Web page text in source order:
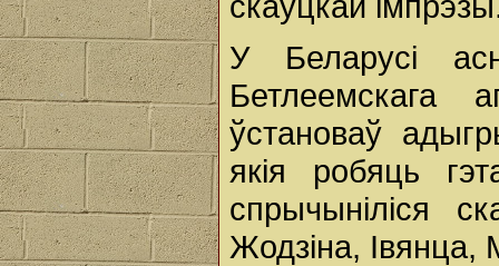
У Беларусі
Бетлеемскага
ўстановаў
якія робяць
спрычыніліся
Жодзіна, Івянца,